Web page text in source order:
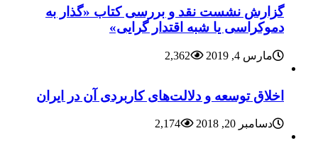
گزارش نشست نقد و بررسی کتاب «گذار به
دموکراسی یا شبه اقتدار گرایی»
مارس 4, 2019 2,362
اخلاق توسعه و دلالت‌های کاربردی آن در ایران
دسامبر 20, 2018 2,174